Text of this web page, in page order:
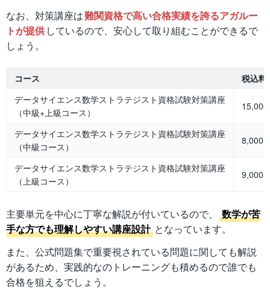
なお、対策講座は難関資格で高い合格実績を誇るアガルー
トが提供 しているので、安心して取り組むことができるで
しょう。
コース
税込料
データサイエンス数学ストラテジスト資格試験対策講座
（中級+上級コース）
データサイエンス数学ストラテジスト資格試験対策講座
（中級コース）
8,000
データサイエンス数学ストラテジスト資格試験対策講座
（上級コース）
9,000
主要単元を中心に丁寧な解説が付いているので、
数学が苦
手な方でも理解しやすい講座設計 となっています。
また、公式問題集で重要視されている問題に関しても解説
があるため、実践的なのトレーニングも積めるので誰でも
合格を狙えるでしょう。